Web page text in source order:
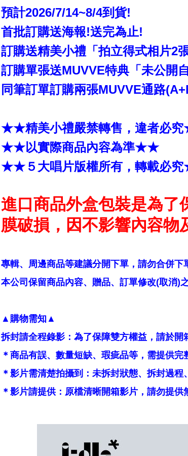
預計2026/7/14~8/4到貨!
首批訂購送海報!送完為止!
訂購送精美小禮「拍立得式相片2
訂購單張送MUVVE特典「未公開
同筆訂單訂購兩張MUVVE通路
★★精美小禮嚴禁轉售，違者必
★★以實際商品內容為準★★
★★５大唱片版權所有，轉載必
進口商品外盒包裝是為了
膜破損，因不影響內容物
專輯、周邊商品等建議分開下單，請勿合併
本公司保留商品內容、贈品、訂單修改(取消)
▲購物需知▲
拆封請全程錄影：為了保障雙方權益，請於開
＊商品有誤、數量短缺、瑕疵品等，需提供
＊影片需清楚拍攝到：未拆封狀態、拆封過程
＊影片請提供：原檔清晰開箱影片，請勿提供